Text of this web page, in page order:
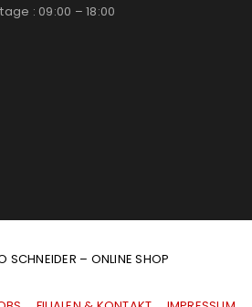
: 09:00 – 18:00
– ONLINE SHOP